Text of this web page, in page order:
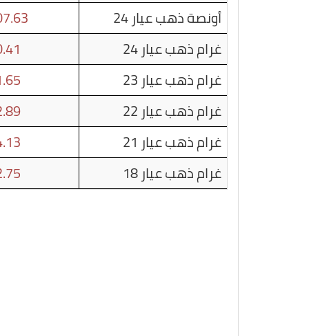
أونصة ذهب عيار 24
غرام ذهب عيار 24
غرام ذهب عيار 23
غرام ذهب عيار 22
غرام ذهب عيار 21
غرام ذهب عيار 18